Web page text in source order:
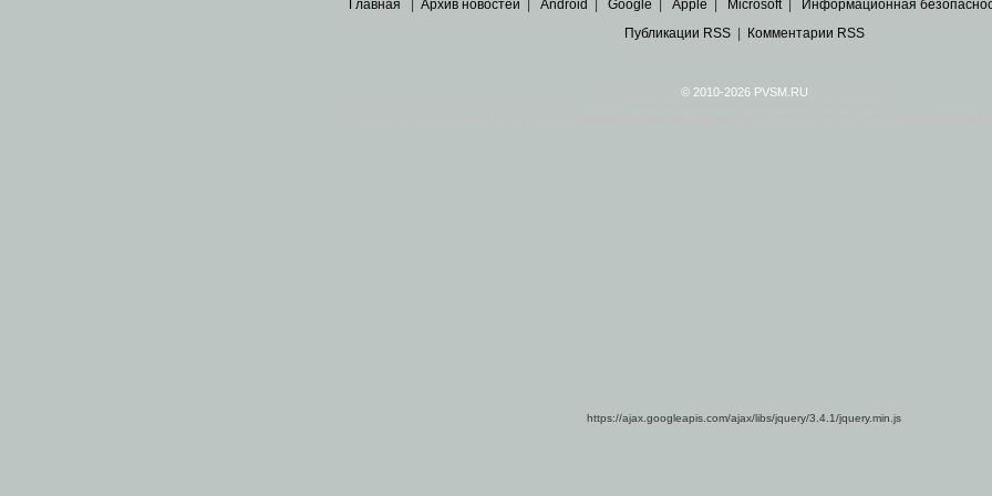
Главная Архив новостей Android Google Apple Microsoft| Информационная
Публикации RSS| Комментарии RSS
© 2010-2026 PVSM.RU
https://ajax.googleapis.com/ajax/libs/jquery/3.4.1/jquery.min.js